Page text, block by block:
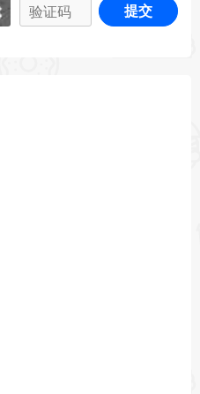
提交